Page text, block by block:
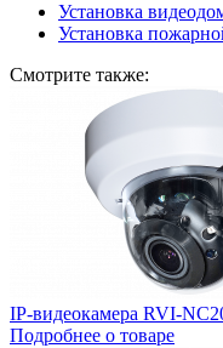
Установка
Установка
Смотрите также:
IP-видеокамера RVI-
Подробнее о товаре